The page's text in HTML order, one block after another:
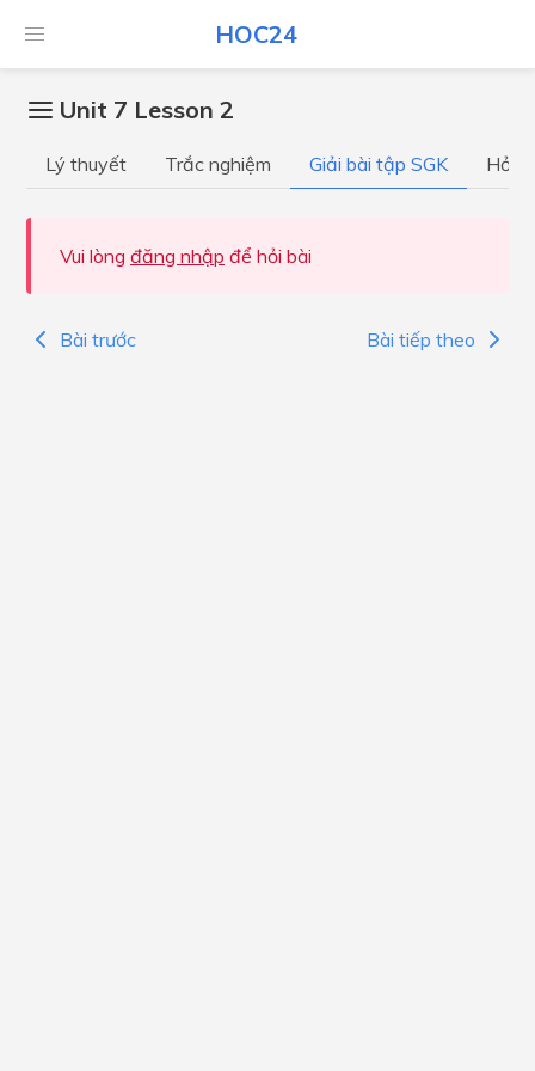
HOC24
Unit 7 Lesson 2
Lý thuyết Trắc nghiệm Giải bài tập SGK Hỏi
Vui lòng đăng nhập để hỏi bài
Bài trước Bài tiếp theo